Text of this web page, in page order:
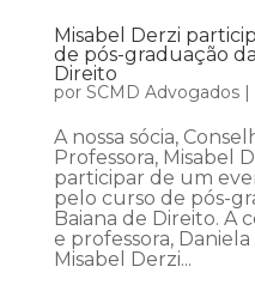
Misabel Derzi
de pós-graduação
Direito
por SCMD Advogados|
A nossa sócia,
Professora, Misabel
participar de um
pelo curso de pós-
Baiana de Direito. A
e professora,
Misabel Derzi...